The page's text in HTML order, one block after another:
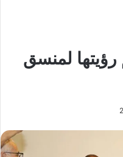
رؤيتها لمنسق